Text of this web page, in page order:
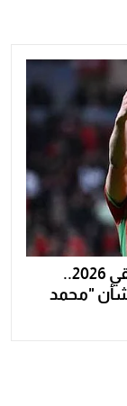
المرشحون لجائزة أفضل لاعب أفريقي 2026..
"محمد